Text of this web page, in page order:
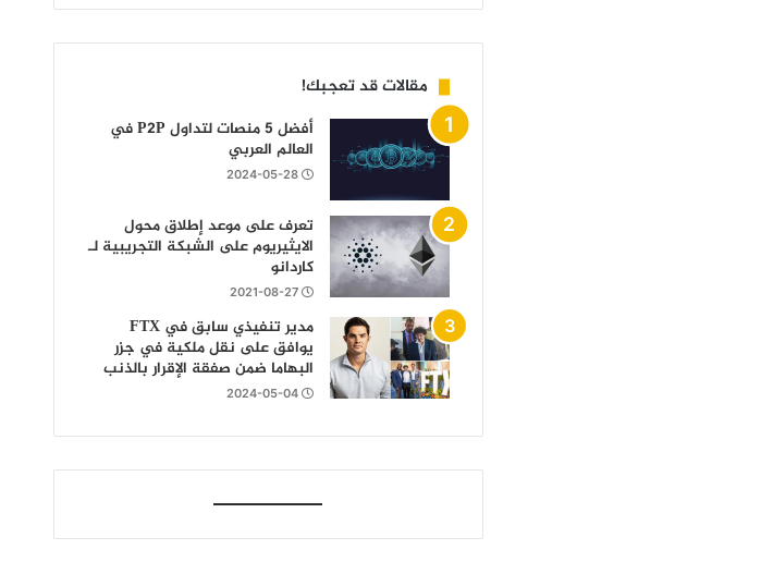
مقالات قد تعجبك!
أفضل 5 منصات لتداول P2P في
العالم العربي
2024-05-28
تعرف على موعد إطلاق محول
الايثيريوم على الشبكة التجريبية لـ
كاردانو
2021-08-27
مدير تنفيذي سابق في FTX
يوافق على نقل ملكية في جزر
البهاما ضمن صفقة الإقرار بالذنب
2024-05-04